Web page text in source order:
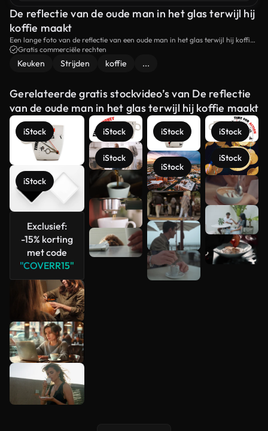
De reflectie van de oude man in het glas terwijl hij
koffie maakt
Een lange foto van de reflectie van een oude man in het glas terwijl hij koffie
maakt.
Gratis commerciële rechten
Keuken Strijden koffie ...
Gerelateerde gratis stockvideo’s van De reflectie
van de oude man in het glas terwijl hij koffie maakt
iStock
iStock
Exclusief:
-15% korting
met code
"COVERR15"
iStock
iStock
iStock
iStock
iStock
iStock
Meer
bekijken